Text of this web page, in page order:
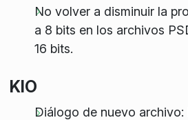
No volver a disminuir la
a 8 bits en los archivos
16 bits.
KIO
Diálogo de nuevo archivo: